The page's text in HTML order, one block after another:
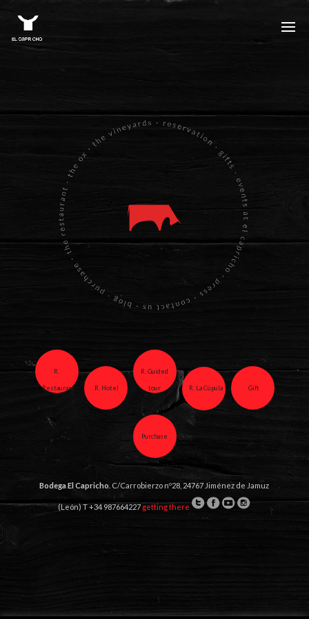
R.
Restaurant R. Hotel
R. Guided
tour R. La Cúpula Gift
Purchase
Bodega El Capricho . C/Carrobierzo nº28, 24767 Jiménez de Jamuz
(León) T+34 987664227 getting there